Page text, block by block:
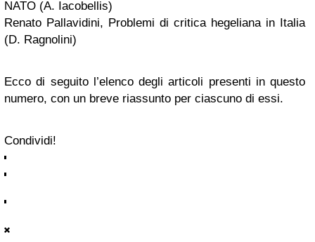
NATO (A. Iacobellis)
Renato Pallavidini, Problemi di critica hegeliana in Italia
(D. Ragnolini)
Ecco di seguito l’elenco degli articoli presenti in questo
numero, con un breve riassunto per ciascuno di essi.
Condividi!